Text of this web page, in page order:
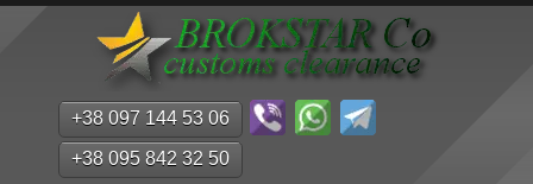
+38 097 144 53 06
+38 095 842 32 50